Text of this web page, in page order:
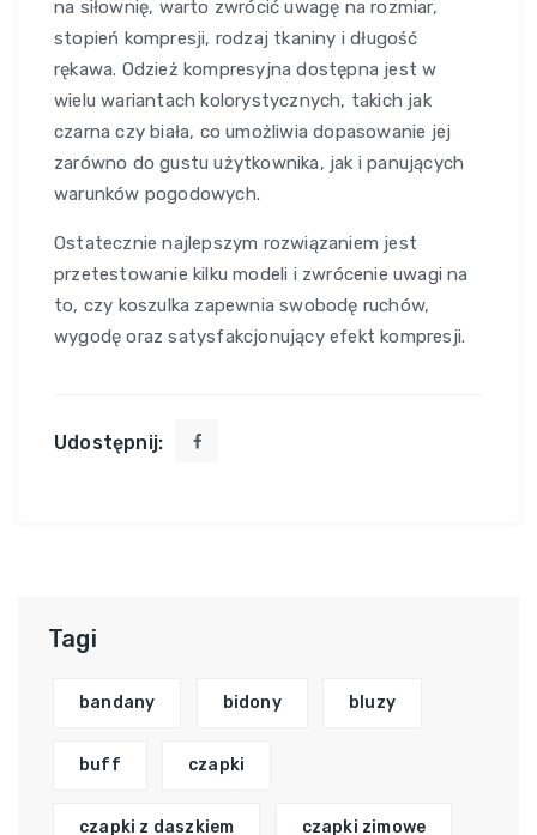
na siłownię, warto zwrócić uwagę na rozmiar,
stopień kompresji, rodzaj tkaniny i długość
rękawa. Odzież kompresyjna dostępna jest w
wielu wariantach kolorystycznych, takich jak
czarna czy biała, co umożliwia dopasowanie jej
zarówno do gustu użytkownika, jak i panujących
warunków pogodowych.
Ostatecznie najlepszym rozwiązaniem jest
przetestowanie kilku modeli i zwrócenie uwagi na
to, czy koszulka zapewnia swobodę ruchów,
wygodę oraz satysfakcjonujący efekt kompresji.
Udostępnij:
Tagi
bandany bidony bluzy
buff czapki
czapki z daszkiem czapki zimowe